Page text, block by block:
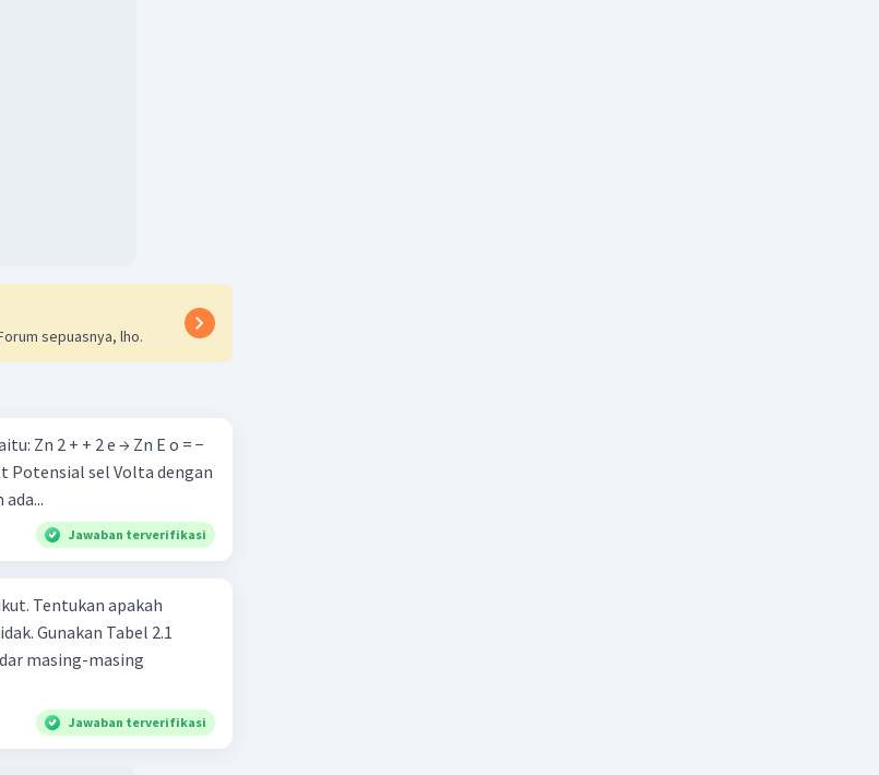
sepuasnya, lho.
o = −
Jawaban terverifikasi
Tentukan apakah
Gunakan Tabel 2.1
masing-masing
Jawaban terverifikasi